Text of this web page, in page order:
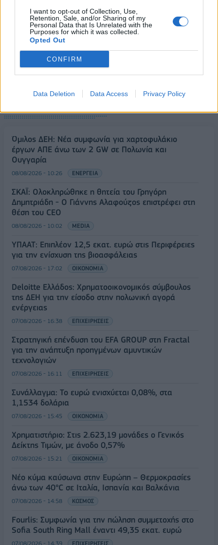
I want to opt-out of Collection, Use,
Retention, Sale, and/or Sharing of my
Personal Data that Is Unrelated with the
Purposes for which it was collected.
Opted Out
CONFIRM
Data Deletion Data Access Privacy Policy
Όμιλος ΔΕΗ: Νέα συμφωνία για χαρτοφυλάκιο
έργων ΑΠΕ άνω των 2 GW σε Πολωνία και
Ουγγαρία
08/08/2026 - 10:26 ΕΝΕΡΓΕΙΑ
ΣΚΑΪ: Ολοκληρώθηκε η θητεία του Γρηγόρη
Δημητριάδη - Ο Γιάννης Αλαφούζος επιστρέφει στη
θέση του CEO
08/08/2026 - 10:02 MEDIA
ΥΠΑΑΤ: Επιπλέον 12,5 εκατ. ευρώ στις Περιφέρειες
για την ενίσχυση της βιοασφάλειας
07/08/2026 - 17:02 ΟΙΚΟΝΟΜΙΑ
Deloitte Ελλάδος: Χρηματοοικονομικός σύμβουλος
της ΔΕΗ για την είσοδο στην πολωνική αγορά
ενέργειας
07/08/2026 - 16:38 ΕΠΙΧΕΙΡΗΣΕΙΣ
Στρατηγική επένδυση του EFA GROUP στη Fractal
για την ανάπτυξη προηγμένων αμυντικών
τεχνολογιών
07/08/2026 - 16:11 ΕΠΙΧΕΙΡΗΣΕΙΣ
Συνάλλαγμα: Το ευρώ ενισχύεται 0,08%, στα
1,1534 δολάρια
07/08/2026 - 15:45 ΟΙΚΟΝΟΜΙΑ
Χρηματιστήριο: Στις 2.623,19 μονάδες ο Γενικός
Δείκτης Τιμών, με άνοδο 0,57%
07/08/2026 - 15:21 ΟΙΚΟΝΟΜΙΑ
Νέο κύμα καύσωνα στην Ευρώπη – Θερμοκρασίες
άνω των 40°C σε Ιταλία, Ισπανία και Βαλκάνια
07/08/2026 - 14:58 ΚΟΣΜΟΣ
Fourlis: Συμφωνία για την πώληση συμμετοχής στο
Sofia South Ring Mall έναντι 49,35 εκατ. ευρώ
07/08/2026 - 14:39 ΕΠΙΧΕΙΡΗΣΕΙΣ